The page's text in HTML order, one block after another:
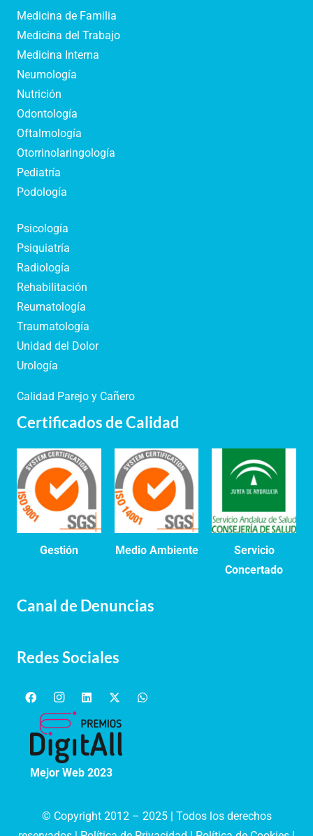
Medicina de Familia
Medicina del Trabajo
Medicina Interna
Neumología
Nutrición
Odontología
Oftalmología
Otorrinolaringología
Pediatría
Podología
Psicología
Psiquiatría
Radiología
Rehabilitación
Reumatología
Traumatología
Unidad del Dolor
Urología
Calidad Parejo y Cañero
Certificados de Calidad
Gestión Medio Ambiente
Servicio
Concertado
Canal de Denuncias
Redes Sociales
Mejor Web 2023
© Copyright 2012 – 2025 | Todos los derechos